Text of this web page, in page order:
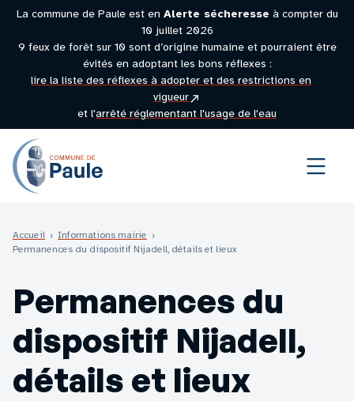
La commune de Paule est en Alerte sécheresse à compter du
10 juillet 2026
9 feux de forêt sur 10 sont d’origine humaine et pourraient être
évités en adoptant les bons réflexes :
lire la liste des réflexes à adopter et des restrictions en
vigueur(site
externe)
et l'arrêté réglementant l'usage de l'eau
Menu
Accueil › Informations mairie ›
Permanences du dispositif Nijadell, détails et lieux
Permanences du
dispositif Nijadell,
détails et lieux